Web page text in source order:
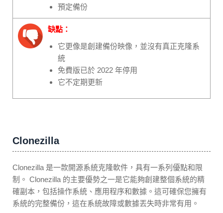
預定備份
缺點：
它更像是創建備份映像，並沒有真正克隆系
統
免費版已於 2022 年停用
它不定期更新
Clonezilla
Clonezilla 是一款開源系統克隆軟件，具有一系列優點和限
制。 Clonezilla 的主要優勢之一是它能夠創建整個系統的精
確副本，包括操作系統、應用程序和數據。這可確保您擁有
系統的完整備份，這在系統故障或數據丟失時非常有用。